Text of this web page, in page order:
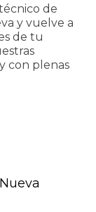
de
y vuelve a
de tu
con plenas